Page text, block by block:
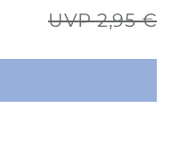
UVP 2,95 €